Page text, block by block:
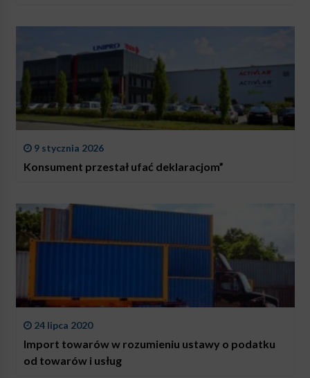
9 stycznia 2026
Konsument przestał ufać deklaracjom”
24 lipca 2020
Import towarów w rozumieniu ustawy o podatku
od towarów i usług